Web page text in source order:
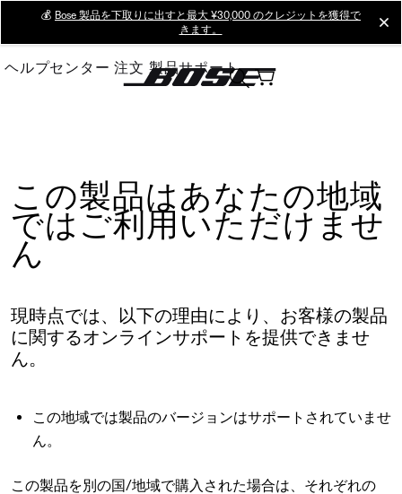
Main
💰 Bose 製品を下取りに出すと最大 ¥30,000 のクレジットを獲得で
きます。
ヘルプセンター 注文 製品サポート
この製品はあなたの地域
ではご利用いただけませ
ん
現時点では、以下の理由により、お客様の製品
に関するオンラインサポートを提供できませ
ん。
この地域では製品のバージョンはサポートされていませ
ん。
この製品を別の国/地域で購入された場合は、それぞれの